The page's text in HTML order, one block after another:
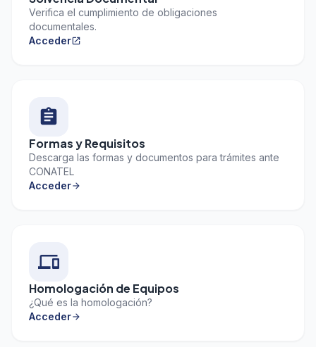
Verifica el cumplimiento de obligaciones
documentales.
Accederopen_in_new
assignment
Formas y Requisitos
Descarga las formas y documentos para trámites ante
CONATEL
Accederarrow_forward
devices
Homologación de Equipos
¿Qué es la homologación?
Accederarrow_forward